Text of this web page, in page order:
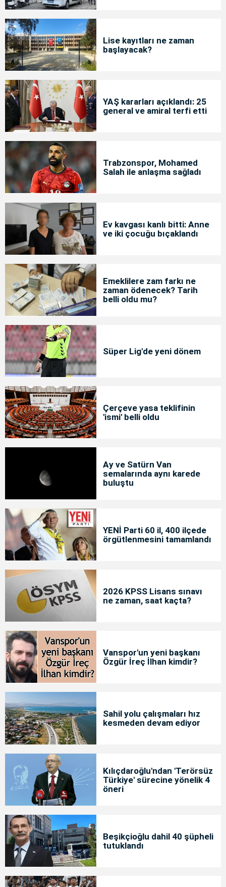
Lise kayıtları ne zaman
başlayacak?
YAŞ kararları açıklandı: 25
general ve amiral terfi etti
Trabzonspor, Mohamed
Salah ile anlaşma sağladı
Ev kavgası kanlı bitti: Anne
ve iki çocuğu bıçaklandı
Emeklilere zam farkı ne
zaman ödenecek? Tarih
belli oldu mu?
Süper Lig'de yeni dönem
Çerçeve yasa teklifinin
'ismi' belli oldu
Ay ve Satürn Van
semalarında aynı karede
buluştu
YENİ Parti 60 il, 400 ilçede
örgütlenmesini tamamlandı
2026 KPSS Lisans sınavı
ne zaman, saat kaçta?
Vanspor'un yeni başkanı
Özgür İreç İlhan kimdir?
Sahil yolu çalışmaları hız
kesmeden devam ediyor
Kılıçdaroğlu'ndan 'Terörsüz
Türkiye' sürecine yönelik 4
öneri
Beşikçioğlu dahil 40 şüpheli
tutuklandı